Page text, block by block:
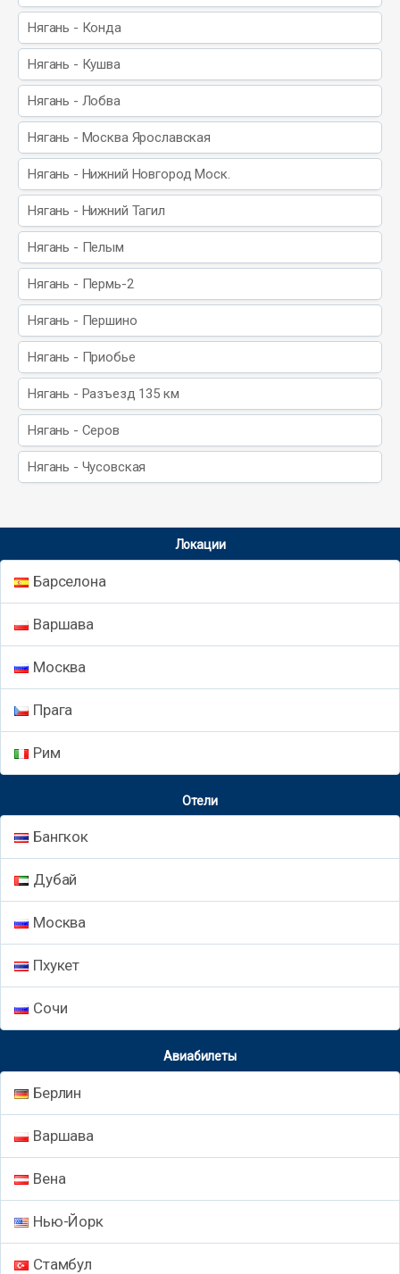
Нягань - Конда
Нягань - Кушва
Нягань - Лобва
Нягань - Москва Ярославская
Нягань - Нижний Новгород Моск.
Нягань - Нижний Тагил
Нягань - Пелым
Нягань - Пермь-2
Нягань - Першино
Нягань - Приобье
Нягань - Разъезд 135 км
Нягань - Серов
Нягань - Чусовская
Локации
Барселона
Варшава
Москва
Прага
Рим
Отели
Бангкок
Дубай
Москва
Пхукет
Сочи
Авиабилеты
Берлин
Варшава
Вена
Нью-Йорк
Стамбул